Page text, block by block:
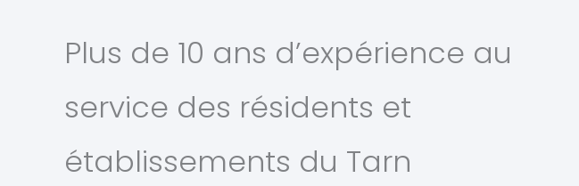
Plus de 10 ans d’expérience au
service des résidents et
établissements du Tarn